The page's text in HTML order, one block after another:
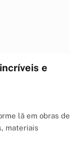
e
lã em obras de
materiais